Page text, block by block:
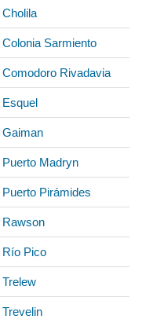
Cholila
Colonia Sarmiento
Comodoro Rivadavia
Esquel
Gaiman
Puerto Madryn
Puerto Pirámides
Rawson
Río Pico
Trelew
Trevelin